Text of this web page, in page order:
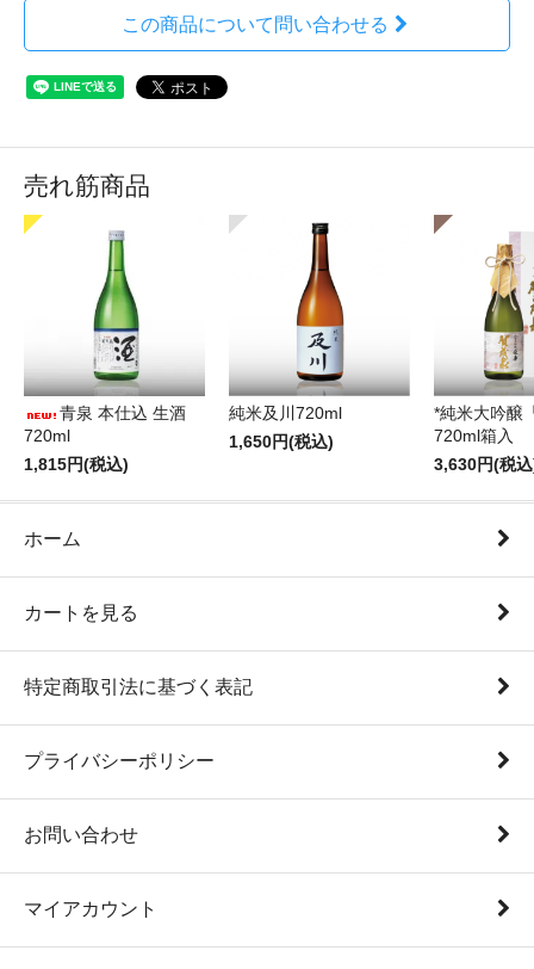
この商品について問い合わせる
売れ筋商品
青泉 本仕込 生酒
720ml
1,815円(税込)
純米及川720ml
1,650円(税込)
*純米大吟醸
720ml箱入
3,630円(税
ホーム
カートを見る
特定商取引法に基づく表記
プライバシーポリシー
お問い合わせ
マイアカウント